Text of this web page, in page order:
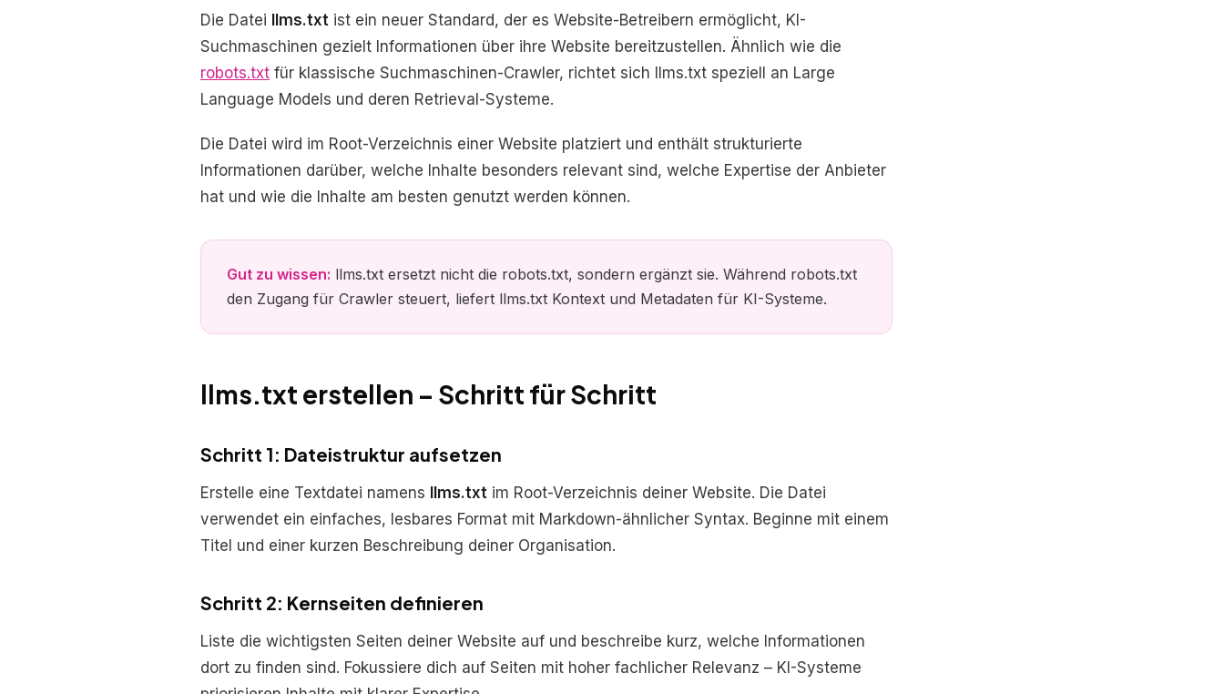
Die Datei llms.txt ist ein neuer Standard, der es Website-Betreibern ermöglicht, KI-
Suchmaschinen gezielt Informationen über ihre Website bereitzustellen. Ähnlich wie die
robots.txt für klassische Suchmaschinen-Crawler, richtet sich llms.txt speziell an Large
Language Models und deren Retrieval-Systeme.
Die Datei wird im Root-Verzeichnis einer Website platziert und enthält strukturierte
Informationen darüber, welche Inhalte besonders relevant sind, welche Expertise der Anbieter
hat und wie die Inhalte am besten genutzt werden können.
Gut zu wissen: llms.txt ersetzt nicht die robots.txt, sondern ergänzt sie. Während robots.txt
den Zugang für Crawler steuert, liefert llms.txt Kontext und Metadaten für KI-Systeme.
llms.txt erstellen – Schritt für Schritt
Schritt 1: Dateistruktur aufsetzen
Erstelle eine Textdatei namens llms.txt im Root-Verzeichnis deiner Website. Die Datei
verwendet ein einfaches, lesbares Format mit Markdown-ähnlicher Syntax. Beginne mit einem
Titel und einer kurzen Beschreibung deiner Organisation.
Schritt 2: Kernseiten definieren
Liste die wichtigsten Seiten deiner Website auf und beschreibe kurz, welche Informationen
dort zu finden sind. Fokussiere dich auf Seiten mit hoher fachlicher Relevanz – KI-Systeme